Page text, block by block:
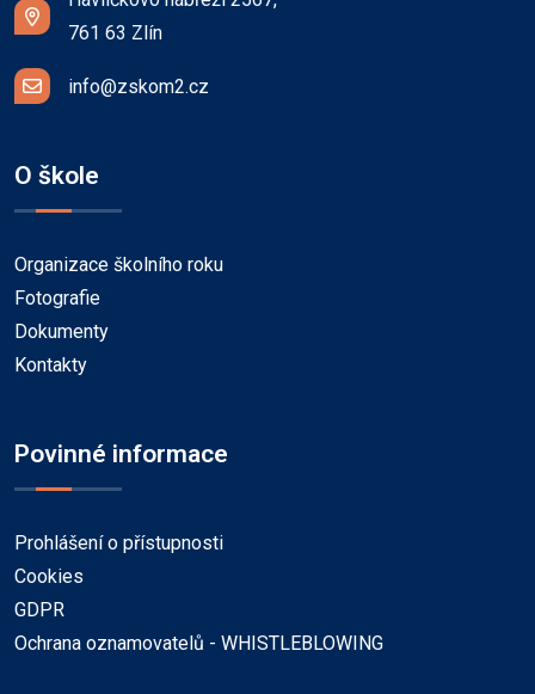
761 63 Zlín
info@zskom2.cz
O škole
Organizace školního roku
Fotografie
Dokumenty
Kontakty
Povinné informace
Prohlášení o přístupnosti
Cookies
GDPR
Ochrana oznamovatelů - WHISTLEBLOWING